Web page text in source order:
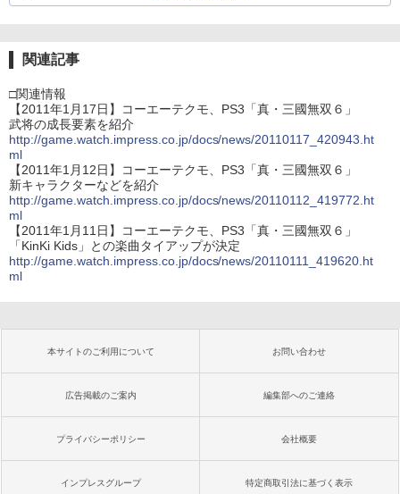
関連記事
□関連情報
【2011年1月17日】コーエーテクモ、PS3「真・三國無双６」
武将の成長要素を紹介
http://game.watch.impress.co.jp/docs/news/20110117_420943.ht
ml
【2011年1月12日】コーエーテクモ、PS3「真・三國無双６」
新キャラクターなどを紹介
http://game.watch.impress.co.jp/docs/news/20110112_419772.ht
ml
【2011年1月11日】コーエーテクモ、PS3「真・三國無双６」
「KinKi Kids」との楽曲タイアップが決定
http://game.watch.impress.co.jp/docs/news/20110111_419620.ht
ml
本サイトのご利用について お問い合わせ
広告掲載のご案内 編集部へのご連絡
プライバシーポリシー 会社概要
インプレスグループ 特定商取引法に基づく表示